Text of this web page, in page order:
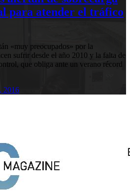
para atender el tráfico
«muy preocupados» por la
sufrir desde el año 2010 y la falta de
que obliga ante un verano récord
2016